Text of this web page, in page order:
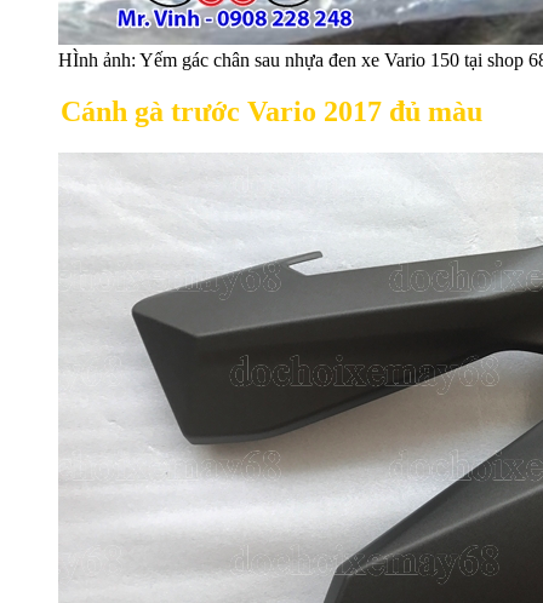
HÌnh ảnh: Yếm gác chân sau nhựa đen xe Vario 150 tại shop
Cánh gà trước Vario 2017 đủ màu